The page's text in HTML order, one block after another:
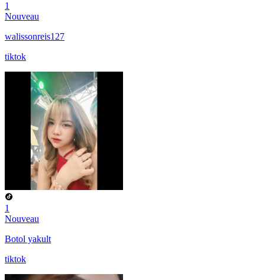
1
Nouveau
walissonreis127
tiktok
1
Nouveau
Botol yakult
tiktok